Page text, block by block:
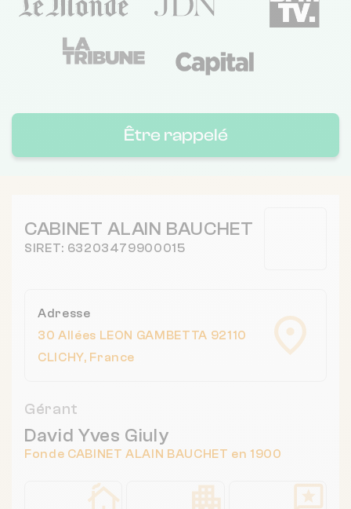
Être rappelé
CABINET ALAIN BAUCHET
SIRET: 63203479900015
Adresse
30 Allées LEON GAMBETTA 92110
CLICHY, France
Gérant
David Yves Giuly
Fonde CABINET ALAIN BAUCHET en 1900